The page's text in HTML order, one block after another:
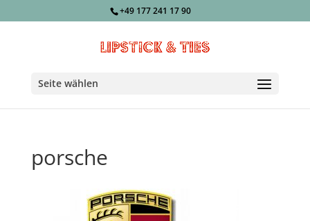
+49 177 241 17 90
Seite wählen
porsche